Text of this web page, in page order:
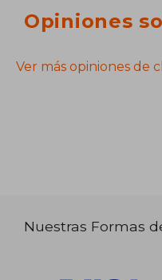
Opiniones
Ver más opiniones de
Nuestras Formas